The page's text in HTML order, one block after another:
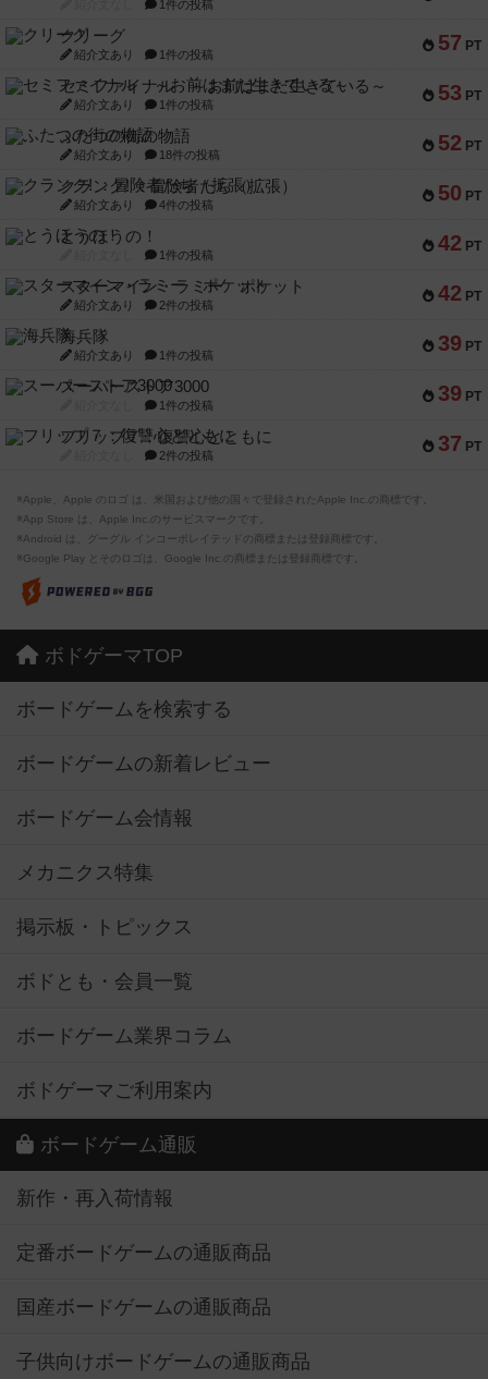
1件の投稿
57 PT
クリーグ
紹介文あり 1件の投稿
53 PT
セミファイナル ～お前はまだ生きている～
紹介文あり 1件の投稿
52 PT
ふたつの街の物語
紹介文あり 18件の投稿
50 PT
クランク! ：冒険者たち（拡張）
紹介文あり 4件の投稿
42 PT
とうほうの！
1件の投稿
42 PT
スターマイン・ラミー ポケット
紹介文あり 2件の投稿
39 PT
海兵隊
紹介文あり 1件の投稿
39 PT
スーパーストア3000
1件の投稿
37 PT
フリップ７：復讐心とともに
2件の投稿
※Apple、Apple のロゴ は、米国および他の国々で登録されたApple Inc.の商標です。
※App Store は、Apple Inc.のサービスマークです。
※Android は、グーグル インコーポレイテッドの商標または登録商標です。
※Google Play とそのロゴは、Google Inc.の商標または登録商標です。
ボドゲーマTOP
ボードゲームを検索する
ボードゲームの新着レビュー
ボードゲーム会情報
メカニクス特集
掲示板・トピックス
ボドとも・会員一覧
ボードゲーム業界コラム
ボドゲーマご利用案内
ボードゲーム通販
新作・再入荷情報
定番ボードゲームの通販商品
国産ボードゲームの通販商品
子供向けボードゲームの通販商品